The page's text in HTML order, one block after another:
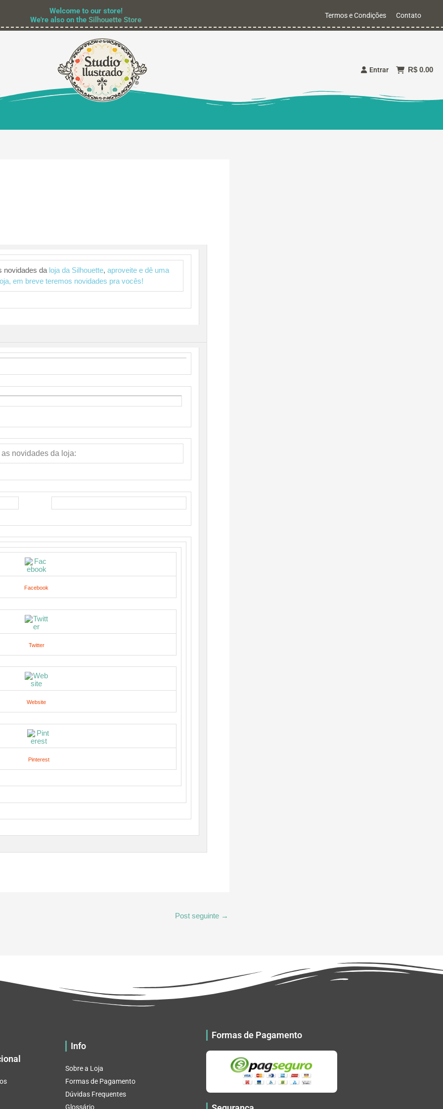
Welcome to our store!
We're also on theSilhouette Store Termos e Condições Contato
Entrar R$ 0.00
novidades da loja da Silhouette,aproveite e dê uma
em breve teremos novidades pra vocês!
as novidades da loja:
Facebook
Twitter
Website
Pinterest
Post seguinte →
Info
Sobre a Loja
Formas de Pagamento
Dúvidas Frequentes
Glossário
Formas de Pagamento